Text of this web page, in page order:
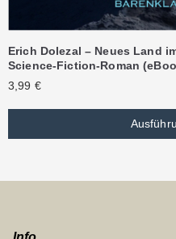
Erich Dolezal – Neues Land
Science-Fiction-Roman
3,99 €